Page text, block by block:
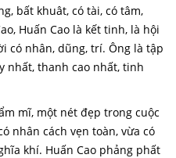
bất khuât, có tài, có tâm,
Huấn Cao là kết tinh, là hội
có nhân, dũng, trí. Ông là tập
nhất, thanh cao nhất, tinh
mĩ, một nét đẹp trong cuộc
nhân cách vẹn toàn, vừa có
khí. Huấn Cao phảng phất